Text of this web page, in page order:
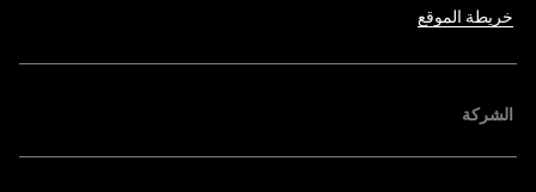
خريطة الموقع
الشركة